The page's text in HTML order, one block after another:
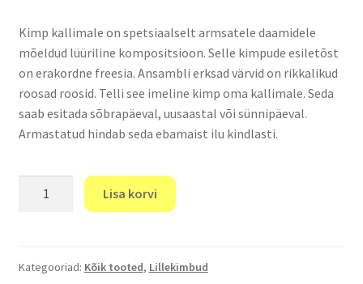
Kimp kallimale on spetsiaalselt armsatele daamidele
mõeldud lüüriline kompositsioon. Selle kimpude esiletõst
on erakordne freesia. Ansambli erksad värvid on rikkalikud
roosad roosid. Telli see imeline kimp oma kallimale. Seda
saab esitada sõbrapäeval, uusaastal või sünnipäeval.
Armastatud hindab seda ebamaist ilu kindlasti.
"Armastatule"
Lisa korvi
Kategooriad: Kõik tooted, Lillekimbud